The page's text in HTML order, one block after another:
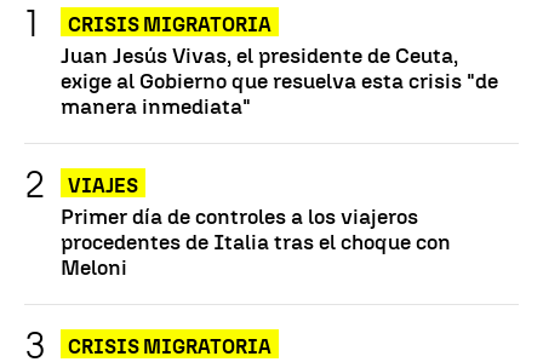
CRISIS MIGRATORIA
Juan Jesús Vivas, el presidente de Ceuta,
exige al Gobierno que resuelva esta crisis "de
manera inmediata"
VIAJES
Primer día de controles a los viajeros
procedentes de Italia tras el choque con
Meloni
CRISIS MIGRATORIA